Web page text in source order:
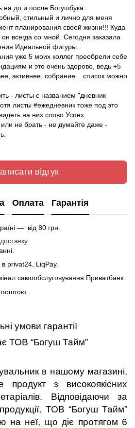
до и после Богушбука.
стильный и лично для меня
планирования своей жизни!!! Куда
всегда со мной. Сегодня заказала
Идеальной фигуры.
уже 5 моих коллег преобрели себе
и это очень здорово, ведь +5
активнее, собрание... список можно
- листы с названием "дневник
листы #ежедневник тоже под это
на них слово Успех.
не брать - не думайте даже -
відгук
Оплата Гарантія
— вiд 80 грн.
privat24, LiqPay.
самообслуговування Приватбанк.
умови гарантії
ТОВ “Богуш Тайм”
в нашому магазині,
продукт з високоякісних
Відповідаючи за
ТОВ “Богуш Тайм”
на неї, що діє протягом 6